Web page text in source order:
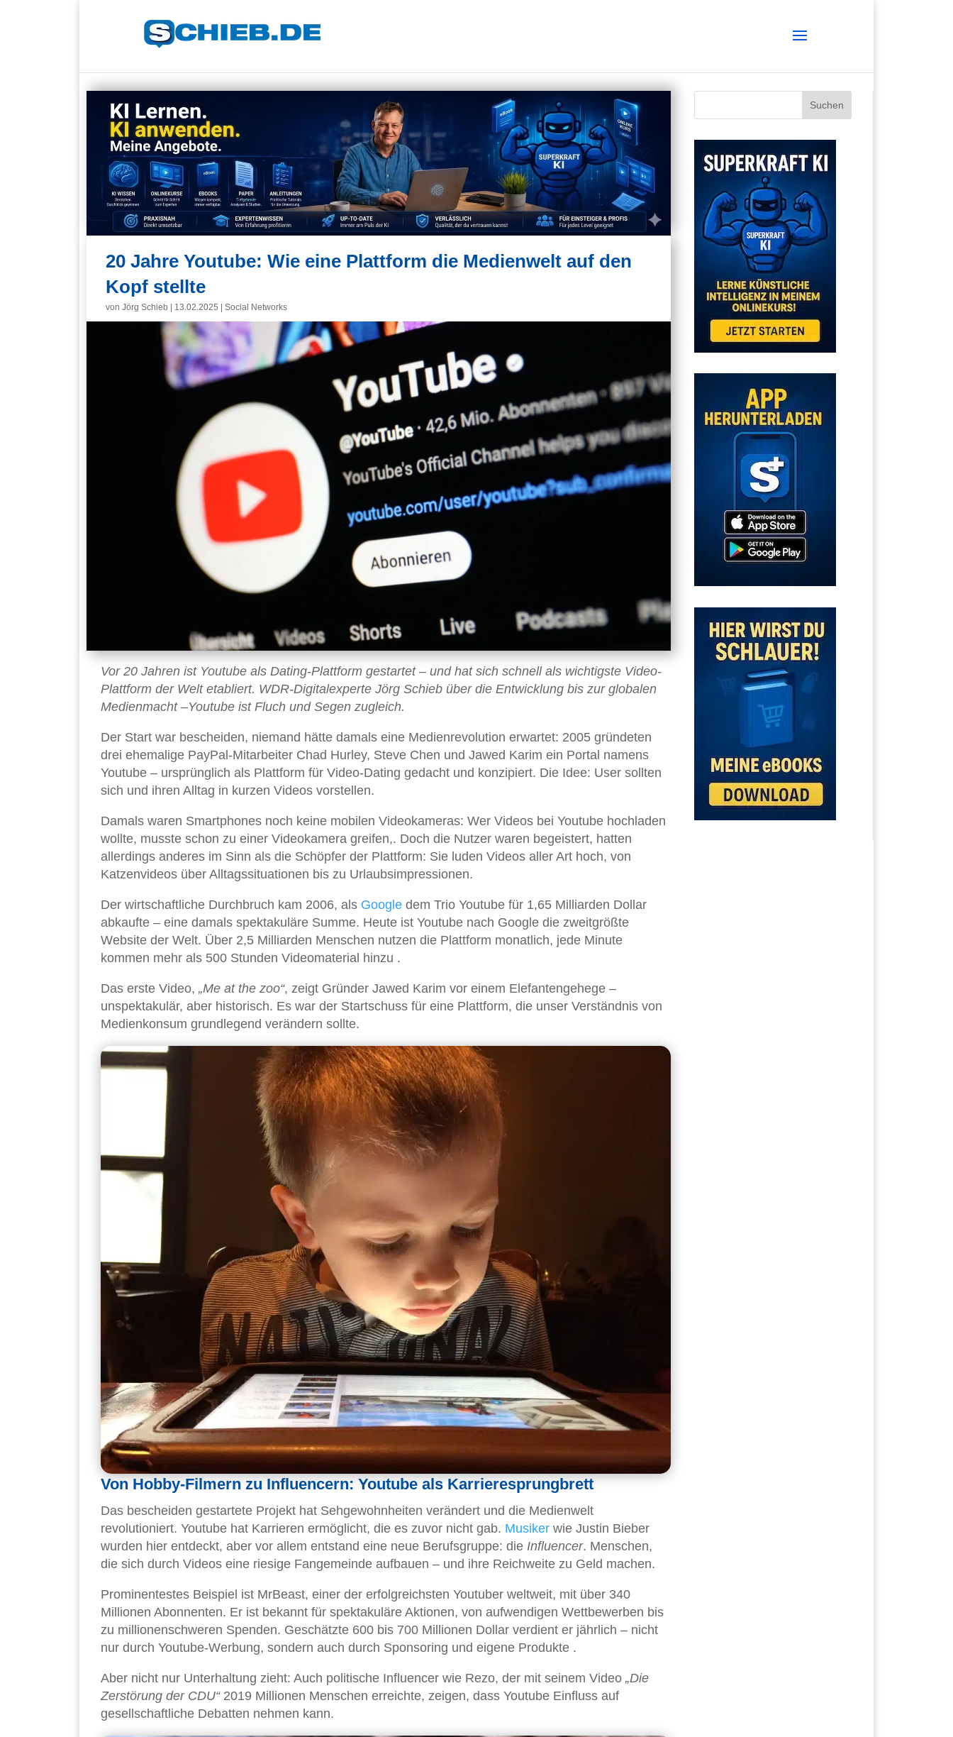
20 Jahre Youtube: Wie eine Plattform die Medienwelt auf den
Kopf stellte
von Jörg Schieb 13.02.2025 Social Networks
Vor 20 Jahren ist Youtube als Dating-Plattform gestartet – und hat sich schnell als wichtigste Video-
Plattform der Welt etabliert. WDR-Digitalexperte Jörg Schieb über die Entwicklung bis zur globalen
Medienmacht –Youtube ist Fluch und Segen zugleich.
Der Start war bescheiden, niemand hätte damals eine Medienrevolution erwartet: 2005 gründeten
drei ehemalige PayPal-Mitarbeiter Chad Hurley, Steve Chen und Jawed Karim ein Portal namens
Youtube – ursprünglich als Plattform für Video-Dating gedacht und konzipiert. Die Idee: User sollten
sich und ihren Alltag in kurzen Videos vorstellen.
Damals waren Smartphones noch keine mobilen Videokameras: Wer Videos bei Youtube hochladen
wollte, musste schon zu einer Videokamera greifen,. Doch die Nutzer waren begeistert, hatten
allerdings anderes im Sinn als die Schöpfer der Plattform: Sie luden Videos aller Art hoch, von
Katzenvideos über Alltagssituationen bis zu Urlaubsimpressionen.
Der wirtschaftliche Durchbruch kam 2006, als Google dem Trio Youtube für 1,65 Milliarden Dollar
abkaufte – eine damals spektakuläre Summe. Heute ist Youtube nach Google die zweitgrößte
Website der Welt. Über 2,5 Milliarden Menschen nutzen die Plattform monatlich, jede Minute
kommen mehr als 500 Stunden Videomaterial hinzu .
Das erste Video, „Me at the zoo“, zeigt Gründer Jawed Karim vor einem Elefantengehege –
unspektakulär, aber historisch. Es war der Startschuss für eine Plattform, die unser Verständnis von
Medienkonsum grundlegend verändern sollte.
Von Hobby-Filmern zu Influencern: Youtube als Karrieresprungbrett
Das bescheiden gestartete Projekt hat Sehgewohnheiten verändert und die Medienwelt
revolutioniert. Youtube hat Karrieren ermöglicht, die es zuvor nicht gab. Musiker wie Justin Bieber
wurden hier entdeckt, aber vor allem entstand eine neue Berufsgruppe: die Influencer. Menschen,
die sich durch Videos eine riesige Fangemeinde aufbauen – und ihre Reichweite zu Geld machen.
Prominentestes Beispiel ist MrBeast, einer der erfolgreichsten Youtuber weltweit, mit über 340
Millionen Abonnenten. Er ist bekannt für spektakuläre Aktionen, von aufwendigen Wettbewerben bis
zu millionenschweren Spenden. Geschätzte 600 bis 700 Millionen Dollar verdient er jährlich – nicht
nur durch Youtube-Werbung, sondern auch durch Sponsoring und eigene Produkte .
Aber nicht nur Unterhaltung zieht: Auch politische Influencer wie Rezo, der mit seinem Video „Die
Zerstörung der CDU“2019 Millionen Menschen erreichte, zeigen, dass Youtube Einfluss auf
gesellschaftliche Debatten nehmen kann.